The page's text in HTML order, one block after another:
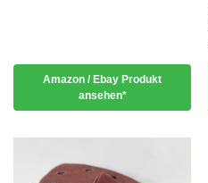
Amazon / Ebay Produkt
ansehen*